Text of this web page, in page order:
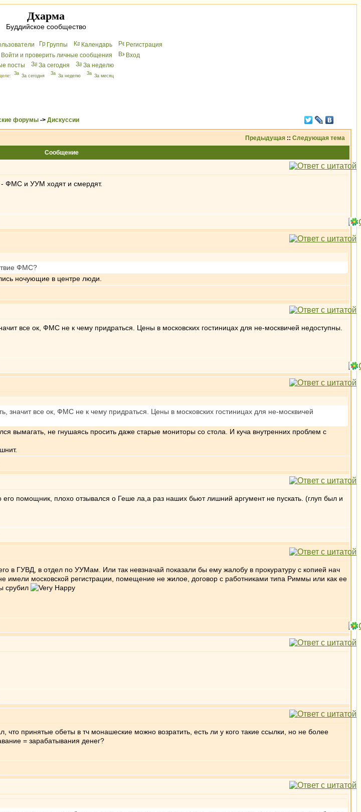
Дхарма
Буддийское сообщество
Группы Календарь
Peгиcтрaция
Войти и проверить личные сообщения
Вхoд
посты
За сегодня За неделю
За сегодня За неделю За месяц
форумы -> Дискуссии
Предыдущая :: Следующая тема
Сообщение
- ФМС и УУМ ходят и смердят.
ФМС?
ночующие в центре люди.
все ок, ФМС не к чему придраться. Цены в московских гостиницах для не-москвичей недоступны.
значит все ок, ФМС не к чему придраться. Цены в московских гостиницах для не-москвичей
вымагать, не гнушаясь просить даже старые мониторы со стола. И куча внутренних проблем с
помощник, плохо отзывался о Геше ла,а раз наших бьют лишний аргумент не пускать. (глуп был и
в ГУВД, в отдел по УУМам. Или так невзначай показали бы ему жалобу в прокуратуру с копией нач
имели московской регистрации, помещение не жилое, договор с работниками типа Риммы или как ее
срубил
принятые обеты в тч монашеские можно возратить, есть ли у кого такие ссылки, но не более
= зарабатывания денег?